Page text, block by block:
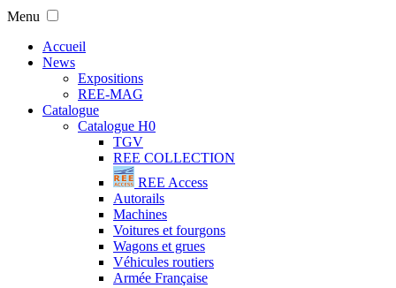
Menu
Accueil
News
Expositions
REE-MAG
Catalogue
Catalogue H0
TGV
REE COLLECTION
REE Access
Autorails
Machines
Voitures et fourgons
Wagons et grues
Véhicules routiers
Armée Française